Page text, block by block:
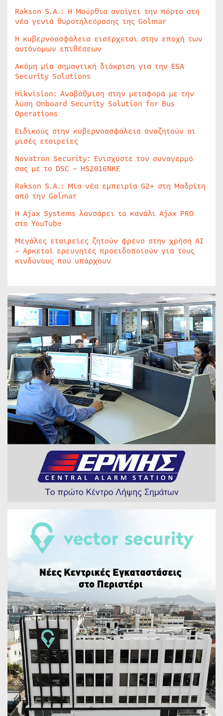
Rakson S.A.: Η Μούρθια ανοίγει την πόρτα στη
νέα γενιά θυροτηλεόρασης της Golmar
Η κυβερνοασφάλεια εισέρχεται στην εποχή των
αυτόνομων επιθέσεων
Ακόμη μία σημαντική διάκριση για την ESA
Security Solutions
Hikvision: Αναβάθμιση στην μεταφορά με την
λύση Onboard Security Solution for Bus
Operations
Ειδικούς στην κυβερνοασφάλεια αναζητούν οι
μισές εταιρείες
Novatron Security: Ενισχύστε τον συναγερμό
σας με το DSC – HS2016NKE
Rakson S.A.: Μία νέα εμπειρία G2+ στη Μαδρίτη
από την Golmar
Η Ajax Systems λανσάρει το κανάλι Ajax PRO
στο YouTube
Μεγάλες εταιρείες ζητούν φρένο στην χρήση AI
– Αρκετοί ερευνητές προειδοποιούν για τους
κινδύνους που υπάρχουν